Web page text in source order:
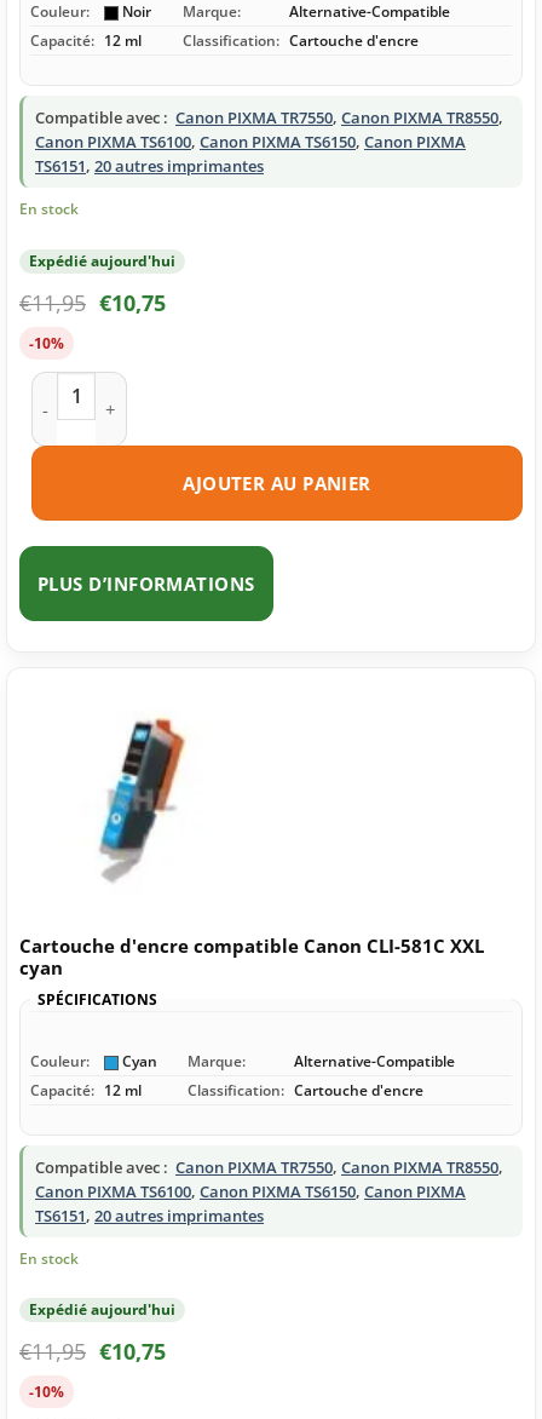
Couleur: Noir Marque:
Alternative-Compatible
Capacité: 12 ml Classification: Cartouche d'encre
Compatible avec : Canon PIXMA TR7550, Canon PIXMA TR8550,
Canon PIXMA TS6100, Canon PIXMA TS6150, Canon PIXMA
TS6151, 20 autres imprimantes
En stock
Expédié aujourd'hui
€11,95 €10,75
-10%
quantité de Cartouche d'encre compatible Canon CLI-581BK
AJOUTER AU PANIER
PLUS D’INFORMATIONS
Cartouche d'encre compatible Canon CLI-581C XXL
cyan
SPÉCIFICATIONS
Couleur: Cyan Marque:
Alternative-Compatible
Capacité: 12 ml Classification: Cartouche d'encre
Compatible avec : Canon PIXMA TR7550, Canon PIXMA TR8550,
Canon PIXMA TS6100, Canon PIXMA TS6150, Canon PIXMA
TS6151, 20 autres imprimantes
En stock
Expédié aujourd'hui
€11,95 €10,75
-10%